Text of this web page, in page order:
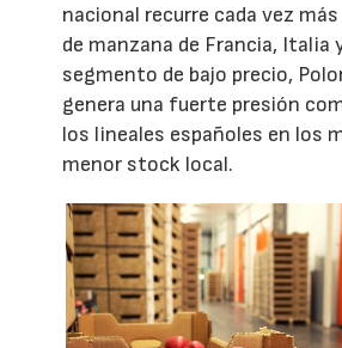
nacional recurre cada vez
de manzana de Francia, Italia
segmento de bajo precio,
genera una fuerte presión
los lineales españoles en los
menor stock local.